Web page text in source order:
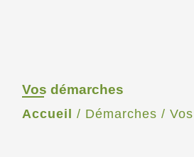
Vos démarches
Accueil / Démarches /